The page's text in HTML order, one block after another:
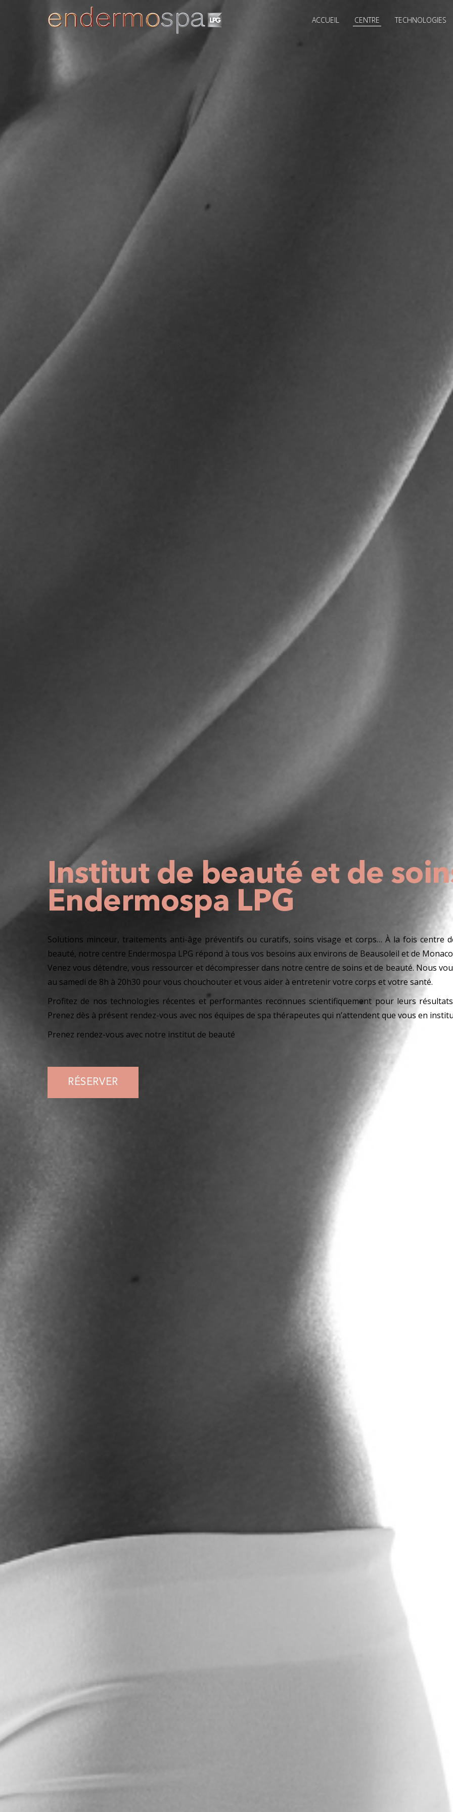
ACCUEIL CENTRE TECHNOLOGIES
Institut de beauté et de
Endermospa LPG
Solutions minceur, traitements anti-âge préventifs ou curatifs, soins visage et corps… À la fois centre
beauté, notre centre Endermospa LPG répond à tous vos besoins aux environs de Beausoleil et de
Venez vous détendre, vous ressourcer et décompresser dans notre centre de soins et de beauté. Nous
au samedi de 8h à 20h30 pour vous chouchouter et vous aider à entretenir votre corps et votre santé.
Profitez de nos technologies récentes et performantes reconnues scientifiquement pour leurs
Prenez dès à présent rendez-vous avec nos équipes de spa thérapeutes qui n’attendent que vous en
Prenez rendez-vous avec notre institut de beauté
RÉSERVER
Panneau de gestion des cookies